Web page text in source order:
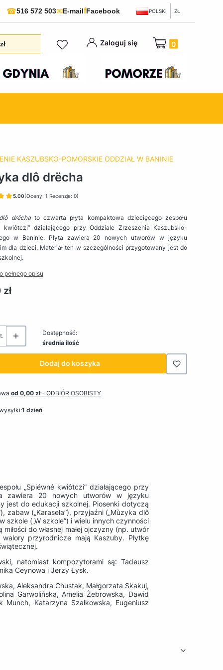
☎516 572 503✉E-mailfFacebook POLSKI ZŁ
Zaloguj się Produkty w
KASZUBSKO-POMORSKIE ODDZIAŁ W BANINIE
dlô drëcha
5.00(Oceny: 1 Recenzje: 0)
drëchato czwarta płyta kompaktowa dziecięcego zespołu
kwiôtczi” działającego przy Oddziale Zrzeszenia Kaszubsko-
w Baninie. Płyta zawiera 20 nowych utworów w języku
dla dzieci. Materiał ten w szczególności przygotowany jest do
pełnego opisu
Dostępność:
średnia ilość
Dodaj do koszyka
od 0,00 zł- ODBIÓR OSOBISTY
1 dzień
„Spiéwné kwiôtczi” działającego przy
zawiera 20 nowych utworów w języku
jest do edukacji szkolnej. Piosenki dotyczą
zabaw („Karasela”), przyjaźni („Mùzyka dlô
szkole („W szkole”) i wielu innych czynności
do własnej małej ojczyzny (np. utwór
przyrodnicze mają Kaszuby. Płytkę
natomiast kompozytorami są: Tadeusz
Ceynowa i Jerzy Łysk.
Aleksandra Chustak, Małgorzata Skakuj,
Garwolińska, Amelia Żebrowska, Dawid
Katarzyna Szałkowska, Eugeniusz